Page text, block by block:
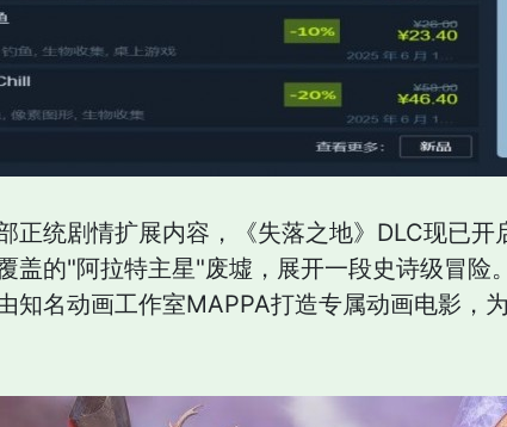
正统剧情扩展内容，《失落之地》DLC现已
的"阿拉特主星"废墟，展开一段史诗级冒险
知名动画工作室MAPPA打造专属动画电影，